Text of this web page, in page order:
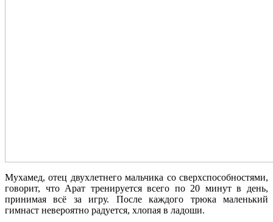
Мухамед, отец двухлетнего мальчика со сверхспособностями,
говорит, что Арат тренируется всего по 20 минут в день,
принимая всё за игру. После каждого трюка маленький
гимнаст невероятно радуется, хлопая в ладоши.